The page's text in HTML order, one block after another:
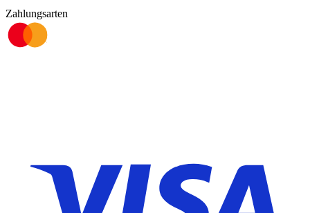
Zahlungsarten